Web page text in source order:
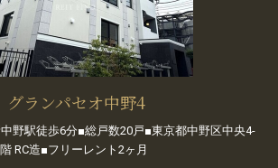
グランパセオ中野4
野駅徒歩6分■総戸数20戸■東京都中野区中央4-
RC造■フリーレント2ヶ月